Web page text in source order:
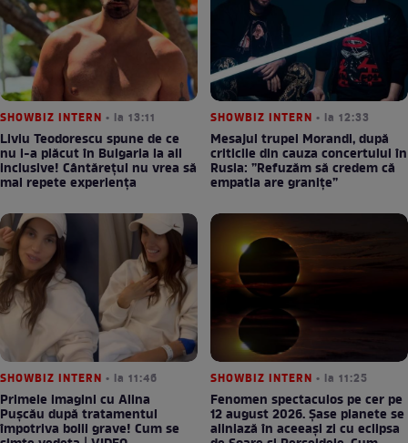
SHOWBIZ INTERN • la 13:11
Liviu Teodorescu spune de ce
nu i-a plăcut în Bulgaria la all
inclusive! Cântărețul nu vrea să
mai repete experiența
SHOWBIZ INTERN • la 12:33
Mesajul trupei Morandi, după
criticile din cauza concertului în
Rusia: ”Refuzăm să credem că
empatia are granițe”
SHOWBIZ INTERN • la 11:46
Primele imagini cu Alina
Pușcău după tratamentul
împotriva bolii grave! Cum se
SHOWBIZ INTERN • la 11:25
Fenomen spectaculos pe cer pe
12 august 2026. Șase planete se
aliniază în aceeași zi cu eclipsa